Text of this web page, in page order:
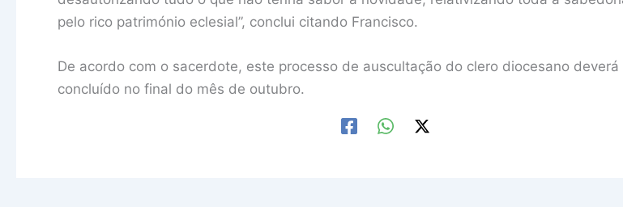
pelo rico património eclesial”, conclui citando Francisco.
De acordo com o sacerdote, este processo de auscultação do clero diocesano deverá
concluído no final do mês de outubro.